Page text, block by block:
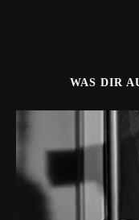
WAS DIR